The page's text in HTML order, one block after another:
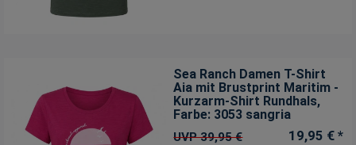
Sea Ranch Damen T-Shirt
Aia mit Brustprint Maritim -
Kurzarm-Shirt Rundhals,
Farbe: 3053 sangria
UVP 39,95 € 19,95 € *